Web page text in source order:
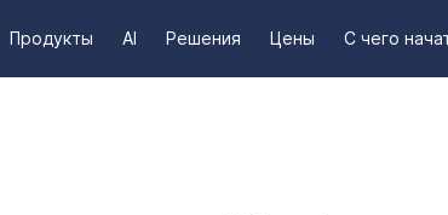
Продукты AI Решения Цены С чего